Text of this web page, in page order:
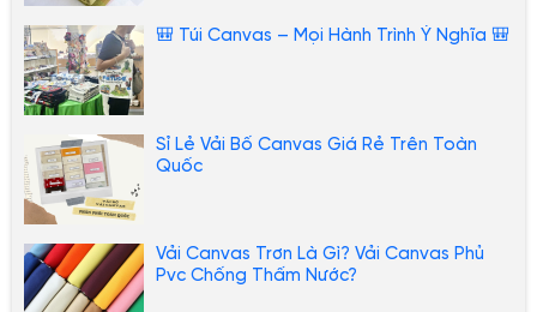
🎒 Túi Canvas – Mọi Hành Trình Ý Nghĩa 🎒
Sỉ Lẻ Vải Bố Canvas Giá Rẻ Trên Toàn
Quốc
Vải Canvas Trơn Là Gì? Vải Canvas Phủ
Pvc Chống Thấm Nước?